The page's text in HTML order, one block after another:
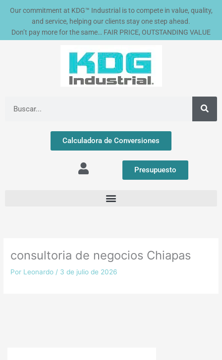
Our commitment at KDG™ Industrial is to compete in value, quality,
and service, helping our clients stay one step ahead.
Don’t pay more for the same… FAIR PRICE, OUTSTANDING VALUE
Calculadora de Conversiones
Presupuesto
consultoria de negocios Chiapas
Por Leonardo / 3 de julio de 2026